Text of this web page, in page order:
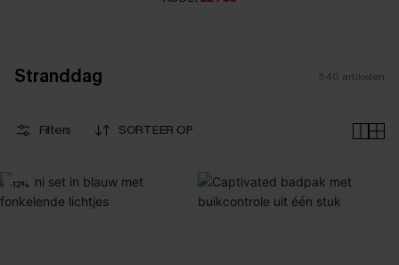
Stranddag 540 artikelen
Filters SORTEER OP
-12%